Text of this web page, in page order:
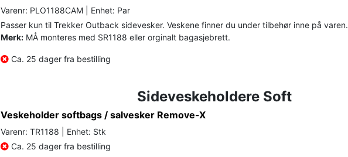
Varenr: PLO1188CAM | Enhet: Par
Passer kun til Trekker Outback sidevesker. Veskene finner du under tilbehør inne på varen.
Merk: MÅ monteres med SR1188 eller orginalt bagasjebrett.
Ca. 25 dager fra bestilling
Sideveskeholdere Soft
Veskeholder softbags / salvesker Remove-X
Varenr: TR1188 | Enhet: Stk
Ca. 25 dager fra bestilling